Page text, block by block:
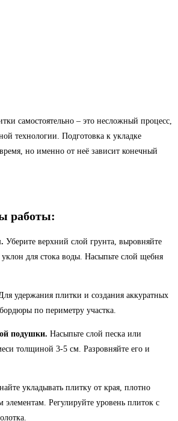
самостоятельно – это несложный процесс,
технологии. Подготовка к укладке
но именно от неё зависит конечный
работы:
Уберите верхний слой грунта, выровняйте
уклон для стока воды. Насыпьте слой щебня
удержания плитки и создания аккуратных
по периметру участка.
подушки. Насыпьте слой песка или
толщиной 3-5 см. Разровняйте его и
укладывать плитку от края, плотно
Регулируйте уровень плиток с